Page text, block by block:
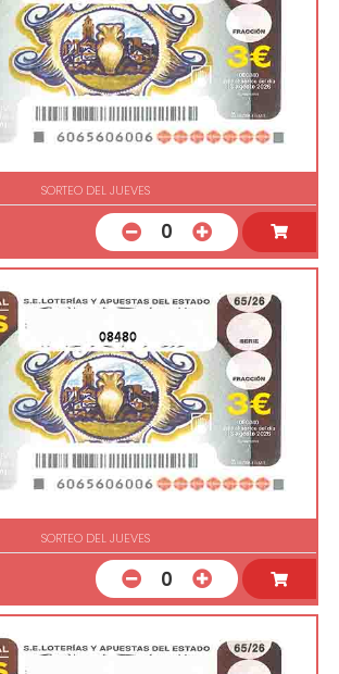
SORTEO DEL JUEVES
0
08480
SORTEO DEL JUEVES
0